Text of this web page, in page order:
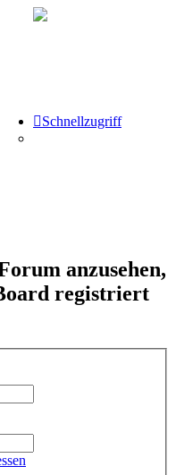
Schnellzugriff
anzusehen,
registriert